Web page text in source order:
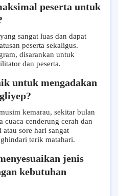
peserta untuk
sangat luas dan dapat
peserta sekaligus.
disarankan untuk
dan peserta.
untuk mengadakan
kemarau, sekitar bulan
cenderung cerah dan
sore hari sangat
terik matahari.
jenis
kebutuhan